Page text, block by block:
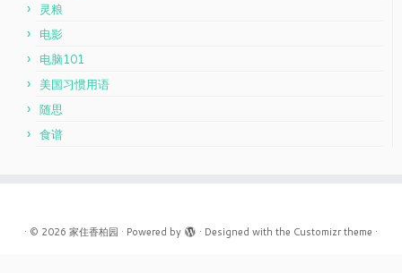
灵粮
电影
电脑101
美国习惯用语
随思
食谱
· © 2026 家住香柏园 · Powered by · Designed with the Customizr theme ·